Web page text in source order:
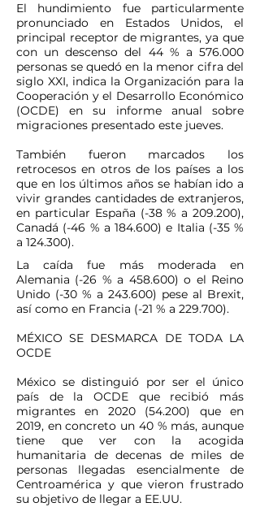
El hundimiento fue particularmente
pronunciado en Estados Unidos, el
principal receptor de migrantes, ya que
con un descenso del 44 % a 576.000
personas se quedó en la menor cifra del
siglo XXI, indica la Organización para la
Cooperación y el Desarrollo Económico
(OCDE) en su informe anual sobre
migraciones presentado este jueves.
También fueron marcados los
retrocesos en otros de los países a los
que en los últimos años se habían ido a
vivir grandes cantidades de extranjeros,
en particular España (-38 % a 209.200),
Canadá (-46 % a 184.600) e Italia (-35 %
a 124.300).
La caída fue más moderada en
Alemania (-26 % a 458.600) o el Reino
Unido (-30 % a 243.600) pese al Brexit,
así como en Francia (-21 % a 229.700).
MÉXICO SE DESMARCA DE TODA LA
OCDE
México se distinguió por ser el único
país de la OCDE que recibió más
migrantes en 2020 (54.200) que en
2019, en concreto un 40 % más, aunque
tiene que ver con la acogida
humanitaria de decenas de miles de
personas llegadas esencialmente de
Centroamérica y que vieron frustrado
su objetivo de llegar a EE.UU.